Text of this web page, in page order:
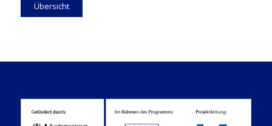
Übersicht